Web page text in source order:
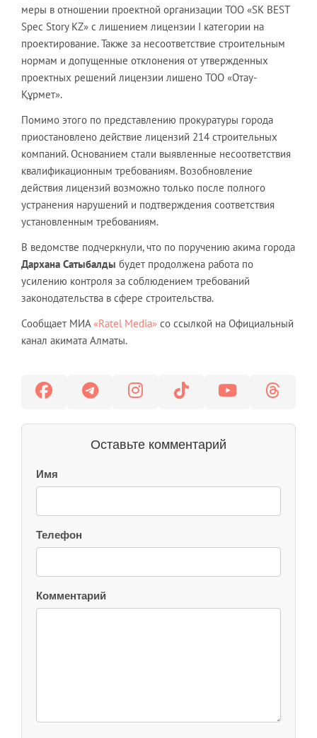
меры в отношении проектной организации ТОО «SK BEST
Spec Story KZ» с лишением лицензии I категории на
проектирование. Также за несоответствие строительным
нормам и допущенные отклонения от утвержденных
проектных решений лицензии лишено ТОО «Отау-
Құрмет».
Помимо этого по представлению прокуратуры города
приостановлено действие лицензий 214 строительных
компаний. Основанием стали выявленные несоответствия
квалификационным требованиям. Возобновление
действия лицензий возможно только после полного
устранения нарушений и подтверждения соответствия
установленным требованиям.
В ведомстве подчеркнули, что по поручению акима города
Дархана Сатыбалды будет продолжена работа по
усилению контроля за соблюдением требований
законодательства в сфере строительства.
Сообщает МИА «Ratel Media» со ссылкой на Официальный
канал акимата Алматы.
Оставьте комментарий
Имя
Телефон
Комментарий